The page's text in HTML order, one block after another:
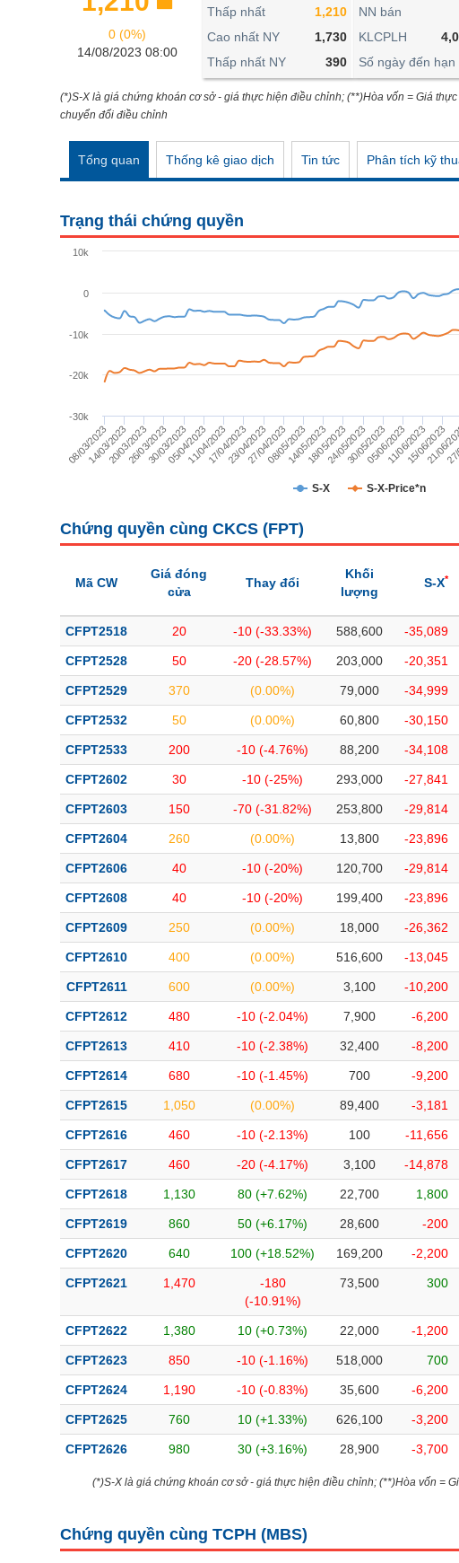
0 (0%)
14/08/2023 08:00
Thấp nhất
1,210
Cao nhất NY
1,730
Thấp nhất NY
390
NN bán
KLCPLH
Số ngày đến hạn
(*)S-X là giá chứng khoán cơ sở - giá thực hiện điều chỉnh; (**)Hòa vốn = Giá
chuyển đổi điều chỉnh
Tổng quan Thống kê giao dịch Tin tức Phân tích kỹ
Trạng thái chứng quyền
S-X S-X-Price*n
08/03/2023
14/03/202320/03/202326/03/202330/03/202305/04/202311/04/202317/04/202323/04/202327/04/202308/05/202314/05/202318/05/202324/05/202330/05/202305/06/202311/06/202315/06/2023
21/06/
-30k
-20k
-10k
0
10k
Chứng quyền cùng CKCS (FPT)
Mã CW
Giá đóng
cửa
Thay đổi
Khối
lượng
S-X*
CFPT2518 20 -10 (-33.33%) 588,600 -35,089
CFPT2528 50 -20 (-28.57%) 203,000 -20,351
CFPT2529 370 (0.00%) 79,000 -34,999
CFPT2532 50 (0.00%) 60,800 -30,150
CFPT2533 200 -10 (-4.76%) 88,200 -34,108
CFPT2602 30 -10 (-25%) 293,000 -27,841
CFPT2603 150 -70 (-31.82%) 253,800 -29,814
CFPT2604 260 (0.00%) 13,800 -23,896
CFPT2606 40 -10 (-20%) 120,700 -29,814
CFPT2608 40 -10 (-20%) 199,400 -23,896
CFPT2609 250 (0.00%) 18,000 -26,362
CFPT2610 400 (0.00%) 516,600 -13,045
CFPT2611 600 (0.00%) 3,100 -10,200
CFPT2612 480 -10 (-2.04%) 7,900 -6,200
CFPT2613 410 -10 (-2.38%) 32,400 -8,200
CFPT2614 680 -10 (-1.45%) 700 -9,200
CFPT2615 1,050 (0.00%) 89,400 -3,181
CFPT2616 460 -10 (-2.13%) 100 -11,656
CFPT2617 460 -20 (-4.17%) 3,100 -14,878
CFPT2618 1,130 80 (+7.62%) 22,700 1,800
CFPT2619 860 50 (+6.17%) 28,600 -200
CFPT2620 640 100 (+18.52%) 169,200 -2,200
CFPT2621 1,470
-180
(-10.91%)
73,500 300
CFPT2622 1,380 10 (+0.73%) 22,000 -1,200
CFPT2623 850 -10 (-1.16%) 518,000 700
CFPT2624 1,190 -10 (-0.83%) 35,600 -6,200
CFPT2625 760 10 (+1.33%) 626,100 -3,200
CFPT2626 980 30 (+3.16%) 28,900 -3,700
(*)S-X là giá chứng khoán cơ sở - giá thực hiện điều chỉnh; (**)Hòa vốn =
Chứng quyền cùng TCPH (MBS)
THẾ GIỚI
ĐÔNG DƯƠNG
PHÂN TÍCH
VS-SECTOR
NGUYÊN VẬT LIỆU
TIÊU DÙNG KHÔNG THIẾT YẾU
TIÊU DÙNG THIẾT YẾU
CHĂM SÓC SỨC KHỎE
CÔNG NGHỆ THÔNG TIN
BẤT ĐỘNG SẢN
Cổ phiếu Chỉ số Chứng chỉ quỹ Chứng quyền
Lãnh đạo(-)
Người nội bộ Người liên quan Cổ đông lớn
Tin tức(-)
Bài viết của tác giả(-)
Báo cáo phân tích (-)
Thuật ngữ(-)
Dịch vụ(-)
Sách tài chính
Công cụ đầu tư
Truyền thông tài chính